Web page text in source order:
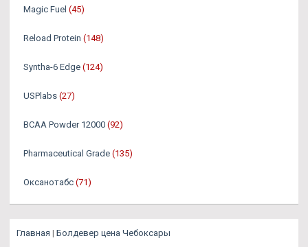
Magic Fuel (45)
Reload Protein (148)
Syntha-6 Edge (124)
USPlabs (27)
BCAA Powder 12000 (92)
Pharmaceutical Grade (135)
Оксанотабс (71)
Главная | Болдевер цена Чебоксары